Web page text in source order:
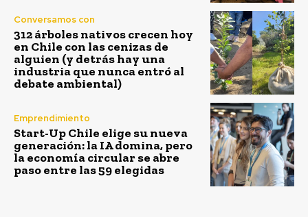
Conversamos con
312 árboles nativos crecen hoy
en Chile con las cenizas de
alguien (y detrás hay una
industria que nunca entró al
debate ambiental)
Emprendimiento
Start-Up Chile elige su nueva
generación: la IA domina, pero
la economía circular se abre
paso entre las 59 elegidas